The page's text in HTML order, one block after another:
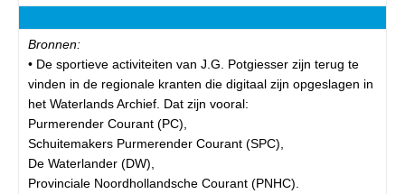
Bronnen:
• De sportieve activiteiten van J.G. Potgiesser zijn terug te
vinden in de regionale kranten die digitaal zijn opgeslagen in
het Waterlands Archief. Dat zijn vooral:
Purmerender Courant (PC),
Schuitemakers Purmerender Courant (SPC),
De Waterlander (DW),
Provinciale Noordhollandsche Courant (PNHC).